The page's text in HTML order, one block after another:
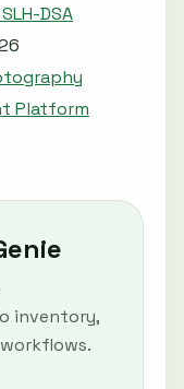
DSA
Platform
inventory,